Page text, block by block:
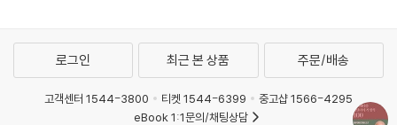
로그인 최근 본 상품 주문/배송
고객센터 1544-3800 티켓 1544-6399
중고샵 1566-4295
eBook 1:1문의/채팅상담